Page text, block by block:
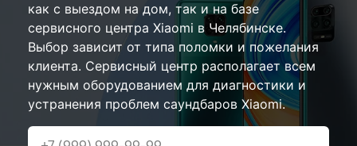
как с выездом на дом, так и на базе
сервисного центра Xiaomi в Челябинске.
Выбор зависит от типа поломки и пожелания
клиента. Сервисный центр располагает всем
нужным оборудованием для диагностики и
устранения проблем саундбаров Xiaomi.